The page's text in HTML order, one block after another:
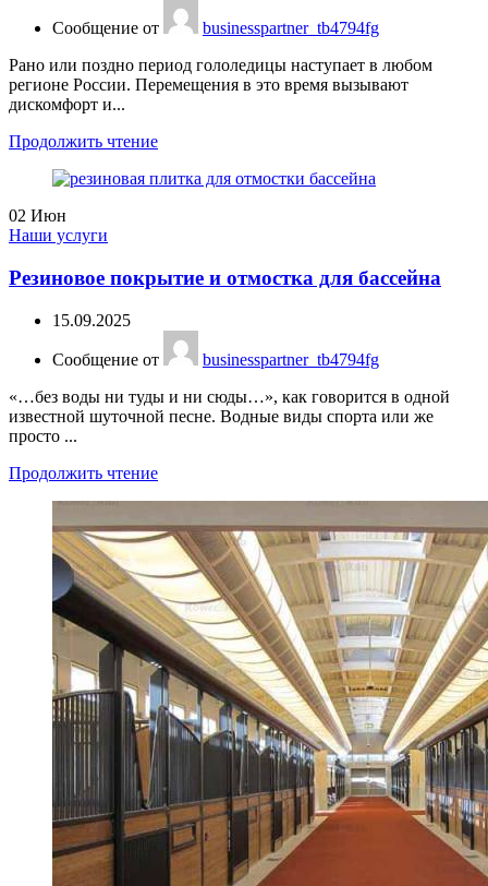
Сообщение от
businesspartner_tb4794fg
Рано или поздно период гололедицы наступает в любом
регионе России. Перемещения в это время вызывают
дискомфорт и...
Продолжить чтение
02 Июн
Наши услуги
Резиновое покрытие и отмостка для бассейна
15.09.2025
Сообщение от
businesspartner_tb4794fg
«…без воды ни туды и ни сюды…», как говорится в одной
известной шуточной песне. Водные виды спорта или же
просто ...
Продолжить чтение